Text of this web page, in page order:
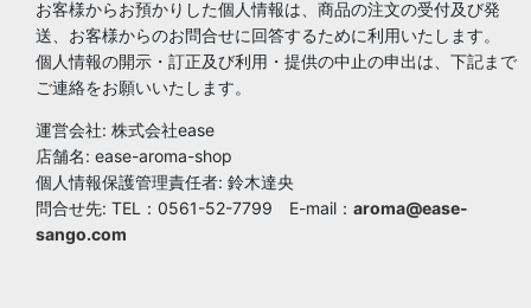
お客様からお預かりした個人情報は、商品の注文の受付及び発
送、お客様からのお問合せに回答するために利用いたします。
個人情報の開示・訂正及び利用・提供の中止の申出は、下記まで
ご連絡をお願いいたします。
運営会社: 株式会社ease
店舗名: ease-aroma-shop
個人情報保護管理責任者: 鈴木達央
問合せ先: TEL：0561-52-7799 E-mail： aroma@ease-
sango.com